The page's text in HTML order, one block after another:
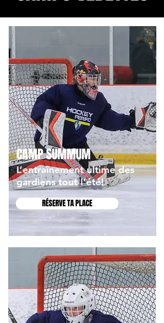
CAMP SUMMUM
L’entraînement ultime des
gardiens tout l’été!
RÉSERVE TA PLACE